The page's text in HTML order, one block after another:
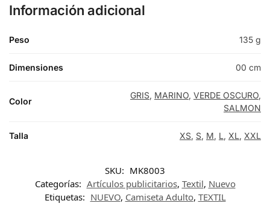
Información adicional
Peso 135 g
Dimensiones 00 cm
Color
GRIS, MARINO, VERDE OSCURO,
SALMON
Talla XS, S, M, L, XL, XXL
SKU: MK8003
Categorías: Artículos publicitarios, Textil, Nuevo
Etiquetas: NUEVO, Camiseta Adulto, TEXTIL